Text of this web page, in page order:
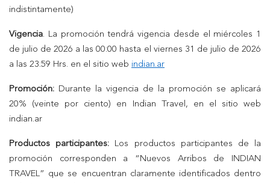
indistintamente)
Vigencia. La promoción tendrá vigencia desde el miércoles 1
de julio de 2026 a las 00:00 hasta el viernes 31 de julio de 2026
a las 23:59 Hrs. en el sitio web indian.ar
Promoción: Durante la vigencia de la promoción se aplicará
20% (veinte por ciento) en Indian Travel, en el sitio web
indian.ar
Productos participantes: Los productos participantes de la
promoción corresponden a “Nuevos Arribos de INDIAN
TRAVEL” que se encuentran claramente identificados dentro